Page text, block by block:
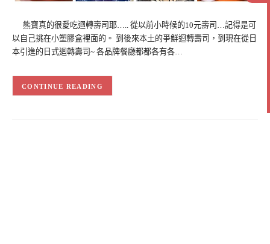
熊寶真的很愛吃迴轉壽司耶….. 從以前小時候的10元壽司…記得是可
以自己挑在小塑膠盒裡面的。 到後來本土的爭鮮迴轉壽司，到現在從日
本引進的日式迴轉壽司~ 各品牌餐廳都都各有各…
CONTINUE READING